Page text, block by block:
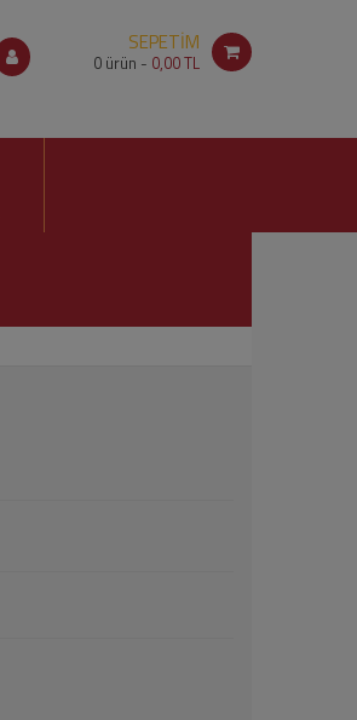
SEPETİM
0 ürün - 0,00 TL